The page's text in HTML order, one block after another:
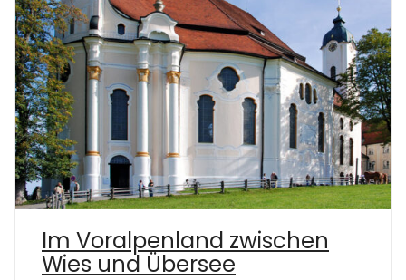
Im Voralpenland zwischen
Wies und Übersee